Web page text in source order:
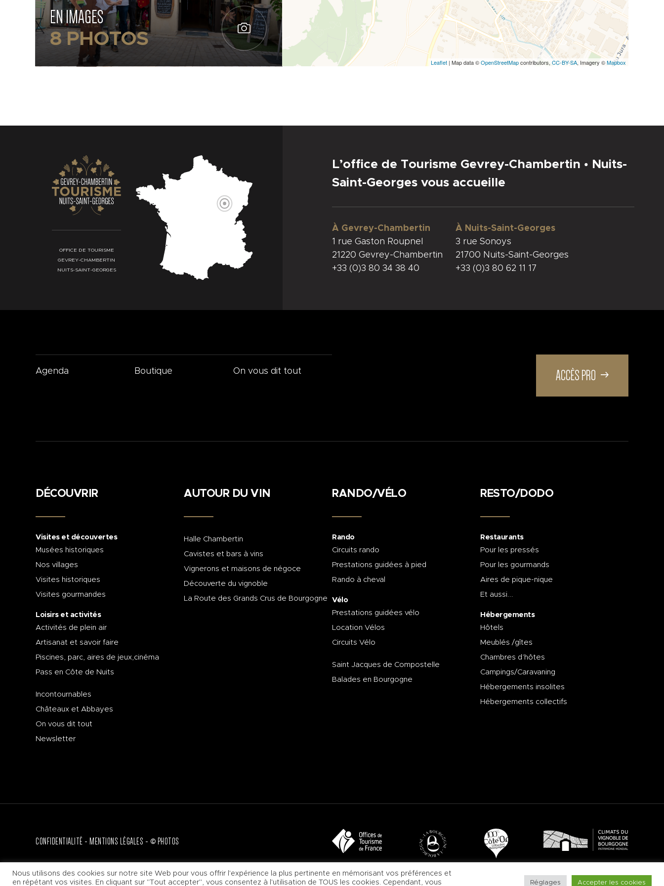
EN IMAGES
8 PHOTOS
Leaflet | Map data ©OpenStreetMapcontributors, CC-BY-SA, Imagery ©Mapbox
OFFICE DE TOURISME
GEVREY-CHAMBERTIN
NUITS-SAINT-GEORGES
L’office de Tourisme Gevrey-Chambertin • Nuits-
Saint-Georges vous accueille
À Gevrey-Chambertin
1 rue Gaston Roupnel
21220 Gevrey-Chambertin
+33 (0)3 80 34 38 40
À Nuits-Saint-Georges
3 rue Sonoys
21700 Nuits-Saint-Georges
+33 (0)3 80 62 11 17
Agenda Boutique On vous dit tout ACCÈS PRO
DÉCOUVRIR
Visites et découvertes
Musées historiques
Nos villages
Visites historiques
Visites gourmandes
Loisirs et activités
Activités de plein air
Artisanat et savoir faire
Piscines, parc, aires de jeux,cinéma
Pass en Côte de Nuits
Incontournables
Châteaux et Abbayes
On vous dit tout
Newsletter
AUTOUR DU VIN
Halle Chambertin
Cavistes et bars à vins
Vignerons et maisons de négoce
Découverte du vignoble
La Route des Grands Crus de Bourgogne
RANDO/VÉLO
Rando
Circuits rando
Prestations guidées à pied
Rando à cheval
Vélo
Prestations guidées vélo
Location Vélos
Circuits Vélo
Saint Jacques de Compostelle
Balades en Bourgogne
RESTO/DODO
Restaurants
Pour les pressés
Pour les gourmands
Aires de pique-nique
Et aussi...
Hébergements
Hôtels
Meublés /gîtes
Chambres d’hôtes
Campings/Caravaning
Hébergements insolites
Hébergements collectifs
CONFIDENTIALITÉ MENTIONS LÉGALES © PHOTOS
Nous utilisons des cookies sur notre site Web pour vous offrir l'expérience la plus pertinente en mémorisant vos préférences et
en répétant vos visites. En cliquant sur "Tout accepter", vous consentez à l'utilisation de TOUS les cookies. Cependant, vous
Réglages Accepter les cookies
+33 (0)3 80 62 11 17